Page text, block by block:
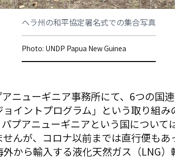
ヘラ州の和平協定署名式での集合写真
Photo: UNDP Papua New Guinea
ニューギニア事務所にて、6つの国
イントプログラム」という取り組み
プアニューギニアという国について
んが、コロナ以前までは直行便も
から輸入する液化天然ガス（LNG